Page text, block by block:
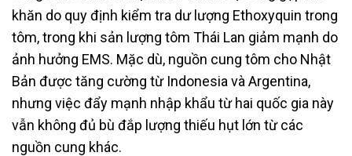
khăn do quy định kiểm tra dư lượng Ethoxyquin trong
tôm, trong khi sản lượng tôm Thái Lan giảm mạnh do
ảnh hưởng EMS. Mặc dù, nguồn cung tôm cho Nhật
Bản được tăng cường từ Indonesia và Argentina,
nhưng việc đẩy mạnh nhập khẩu từ hai quốc gia này
vẫn không đủ bù đắp lượng thiếu hụt lớn từ các
nguồn cung khác.